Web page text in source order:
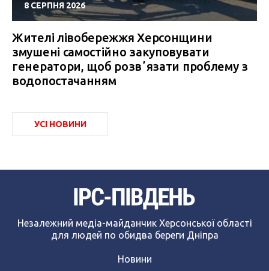
8 СЕРПНЯ 2026
Жителі лівобережжя Херсонщини
змушені самостійно закуповувати
генератори, щоб розвʼязати проблему з
водопостачанням
УСІ НОВИНИ
Незалежний медіа-майданчик Херсонської області
для людей по обидва береги Дніпра
Новини